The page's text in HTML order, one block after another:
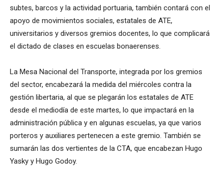
subtes, barcos y la actividad portuaria, también contará con el
apoyo de movimientos sociales, estatales de ATE,
universitarios y diversos gremios docentes, lo que complicará
el dictado de clases en escuelas bonaerenses.
La Mesa Nacional del Transporte, integrada por los gremios
del sector, encabezará la medida del miércoles contra la
gestión libertaria, al que se plegarán los estatales de ATE
desde el mediodía de este martes, lo que impactará en la
administración pública y en algunas escuelas, ya que varios
porteros y auxiliares pertenecen a este gremio. También se
sumarán las dos vertientes de la CTA, que encabezan Hugo
Yasky y Hugo Godoy.